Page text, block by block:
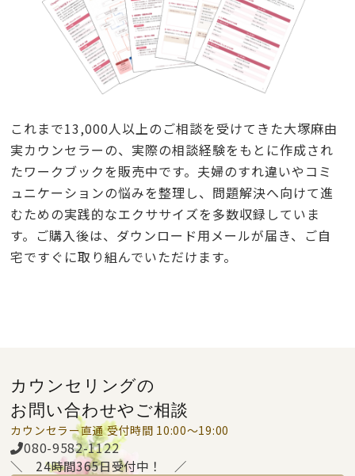
これまで13,000人以上のご相談を受けてきた大塚麻由
実カウンセラーの、実際の相談経験をもとに作成され
たワークブックを販売中です。夫婦のすれ違いやコミ
ュニケーションの悩みを整理し、問題解決へ向けて進
むための実践的なエクササイズを多数収録していま
す。ご購入後は、ダウンロード用メールが届き、ご自
宅ですぐに取り組んでいただけます。
カウンセリングの
お問い合わせやご相談
カウンセラー直通受付時間 10:00〜19:00
080-9582-1122
24時間365日受付中！